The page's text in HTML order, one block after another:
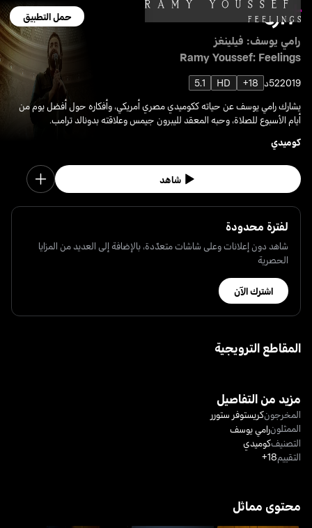
حمل التطبيق
رامي يوسف: فيلينغز
Ramy Youssef: Feelings
201952د 18+
HD
5.1
يشارك رامي يوسف عن حياته ككوميدي مصري أمريكي، وأفكاره حول أفضل يوم من
أيام الأسبوع للصلاة، وحبه المعقد لليبرون جيمس وعلاقته بدونالد ترامب.
كوميدي
شاهد
لفترة محدودة
شاهد دون إعلانات وعلى شاشات متعدّدة، بالإضافة إلى العديد من المزايا
الحصرية
اشترك الآن
المقاطع الترويجية
مزيد من التفاصيل
المخرجونكريستوفر ستورر
الممثلونرامي يوسف
التصنيفكوميدي
التقييم18+
محتوى مماثل